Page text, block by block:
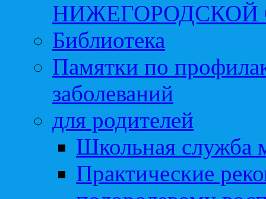
НИЖЕГОРОДСКОЙ
Библиотека
Памятки по
заболеваний
для родителей
Школьная служба
Практические